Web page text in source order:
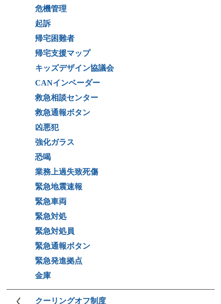
危機管理
起訴
帰宅困難者
帰宅支援マップ
キッズデザイン協議会
CANインベーダー
救急相談センター
救急通報ボタン
凶悪犯
強化ガラス
恐喝
業務上過失致死傷
緊急地震速報
緊急車両
緊急対処
緊急対処員
緊急通報ボタン
緊急発進拠点
金庫
く クーリングオフ制度